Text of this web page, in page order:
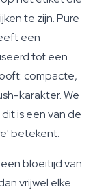
te zijn. Pure
een
tot een
compacte,
karakter. We
is een van de
betekent.
bloeitijd van
vrijwel elke